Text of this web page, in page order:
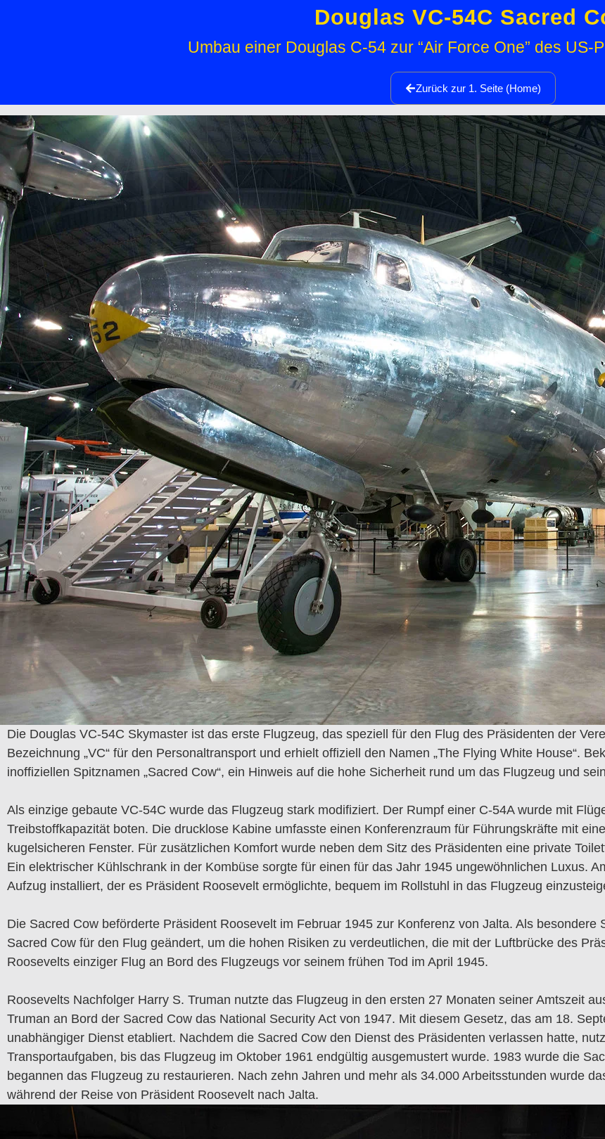
Douglas VC-54C Sacred
Umbau einer Douglas C-54 zur “Air Force One” des US-
Zurück zur 1. Seite (Home)
Die Douglas VC-54C Skymaster ist das erste Flugzeug, das speziell für den Flug des Präsidenten der
Bezeichnung „VC“ für den Personaltransport und erhielt offiziell den Namen „The Flying White House“.
inoffiziellen Spitznamen „Sacred Cow“, ein Hinweis auf die hohe Sicherheit rund um das Flugzeug und
Als einzige gebaute VC-54C wurde das Flugzeug stark modifiziert. Der Rumpf einer C-54A wurde mit
Treibstoffkapazität boten. Die drucklose Kabine umfasste einen Konferenzraum für Führungskräfte mit
kugelsicheren Fenster. Für zusätzlichen Komfort wurde neben dem Sitz des Präsidenten eine private
Ein elektrischer Kühlschrank in der Kombüse sorgte für einen für das Jahr 1945 ungewöhnlichen Luxus.
Aufzug installiert, der es Präsident Roosevelt ermöglichte, bequem im Rollstuhl in das Flugzeug
Die Sacred Cow beförderte Präsident Roosevelt im Februar 1945 zur Konferenz von Jalta. Als
Sacred Cow für den Flug geändert, um die hohen Risiken zu verdeutlichen, die mit der Luftbrücke des
Roosevelts einziger Flug an Bord des Flugzeugs vor seinem frühen Tod im April 1945.
Roosevelts Nachfolger Harry S. Truman nutzte das Flugzeug in den ersten 27 Monaten seiner Amtszeit
Truman an Bord der Sacred Cow das National Security Act von 1947. Mit diesem Gesetz, das am 18.
unabhängiger Dienst etabliert. Nachdem die Sacred Cow den Dienst des Präsidenten verlassen hatte,
Transportaufgaben, bis das Flugzeug im Oktober 1961 endgültig ausgemustert wurde. 1983 wurde die
begannen das Flugzeug zu restaurieren. Nach zehn Jahren und mehr als 34.000 Arbeitsstunden wurde
während der Reise von Präsident Roosevelt nach Jalta.